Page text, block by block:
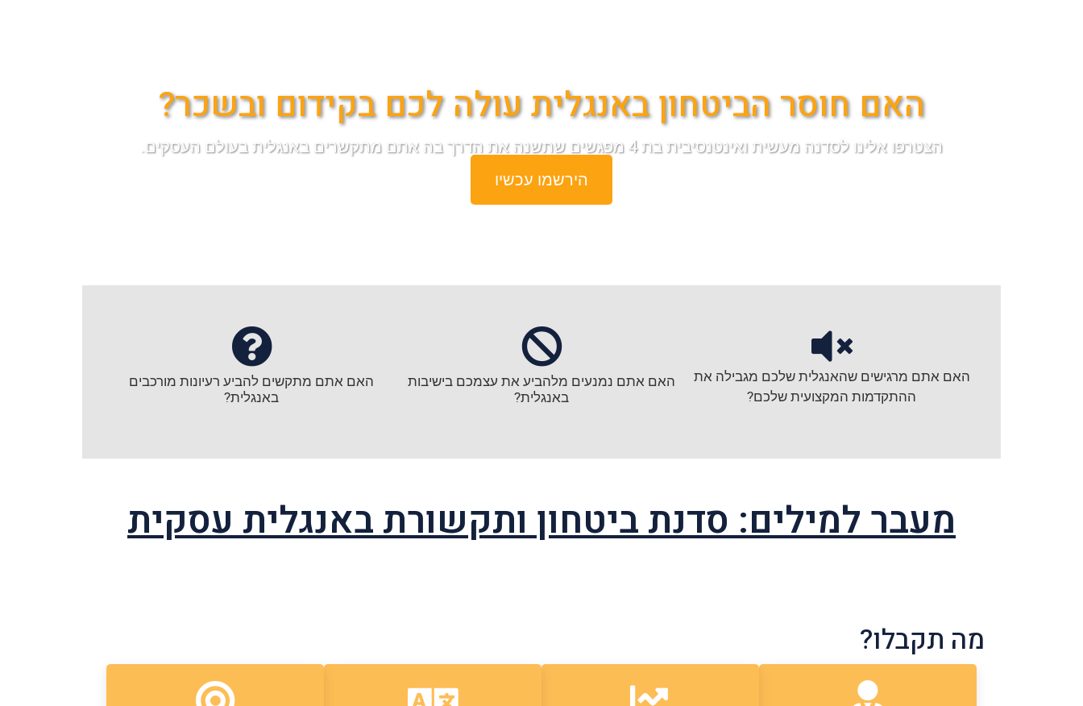
האם חוסר הביטחון באנגלית עולה לכם בקידום ובשכר?
הצטרפו אלינו לסדנה מעשית ואינטנסיבית בת 4 מפגשים שתשנה את הדרך בה אתם מתקשרים באנגלית בעולם העסקים.
הירשמו עכשיו
האם אתם מרגישים שהאנגלית שלכם מגבילה את
ההתקדמות המקצועית שלכם?
האם אתם נמנעים מלהביע את עצמכם בישיבות
באנגלית?
האם אתם מתקשים להביע רעיונות מורכבים
באנגלית?
מעבר למילים: סדנת ביטחון ותקשורת באנגלית עסקית
מה תקבלו?